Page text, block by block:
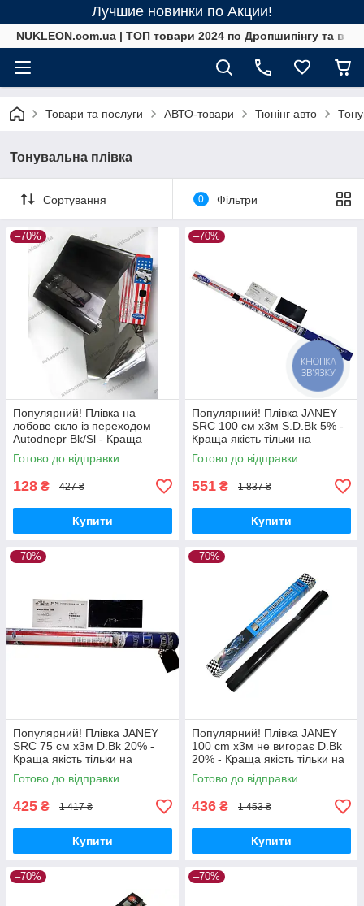
Лучшие новинки по Акции!
NUKLEON.com.ua | ТОП товари 2024 по Дропшипінгу та в
Товари та послуги АВТО-товари Тюнінг авто
Тонувальна плівка
Сортування 0 Фільтри
–70%
Популярний! Плівка на
лобове скло із переходом
Autodnepr Bk/Sl - Краща
якість тільки на
Nukleon.com.ua
Готово до відправки
128 ₴ 427 ₴
Купити
–70%
Популярний! Плівка JANEY
SRC 100 см х3м S.D.Bk 5% -
Краща якість тільки на
Nukleon.com.ua
Готово до відправки
551 ₴ 1 837 ₴
Купити
–70%
Популярний! Плівка JANEY
SRC 75 см х3м D.Bk 20% -
Краща якість тільки на
Nukleon.com.ua
Готово до відправки
425 ₴ 1 417 ₴
Купити
–70%
Популярний! Плівка JANEY
100 cm х3м не вигорає D.Bk
20% - Краща якість тільки на
Nukleon.com.ua
Готово до відправки
436 ₴ 1 453 ₴
Купити
–70% –70%
КНОПКА
ЗВ'ЯЗКУ